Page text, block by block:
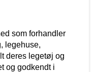
som forhandler
legehuse,
deres legetøj og
og godkendt i